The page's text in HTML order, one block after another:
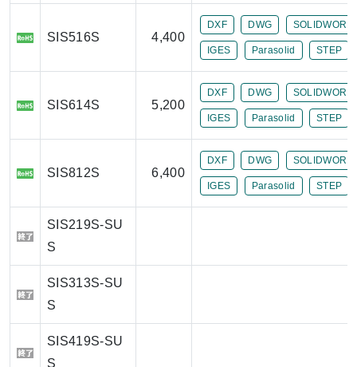
SIS516S 4,400
DXF DWG
IGES Parasolid STEP
SIS614S 5,200
DXF DWG
IGES Parasolid STEP
SIS812S 6,400
DXF DWG
IGES Parasolid STEP
SIS219S-SU
S
SIS313S-SU
S
SIS419S-SU
S